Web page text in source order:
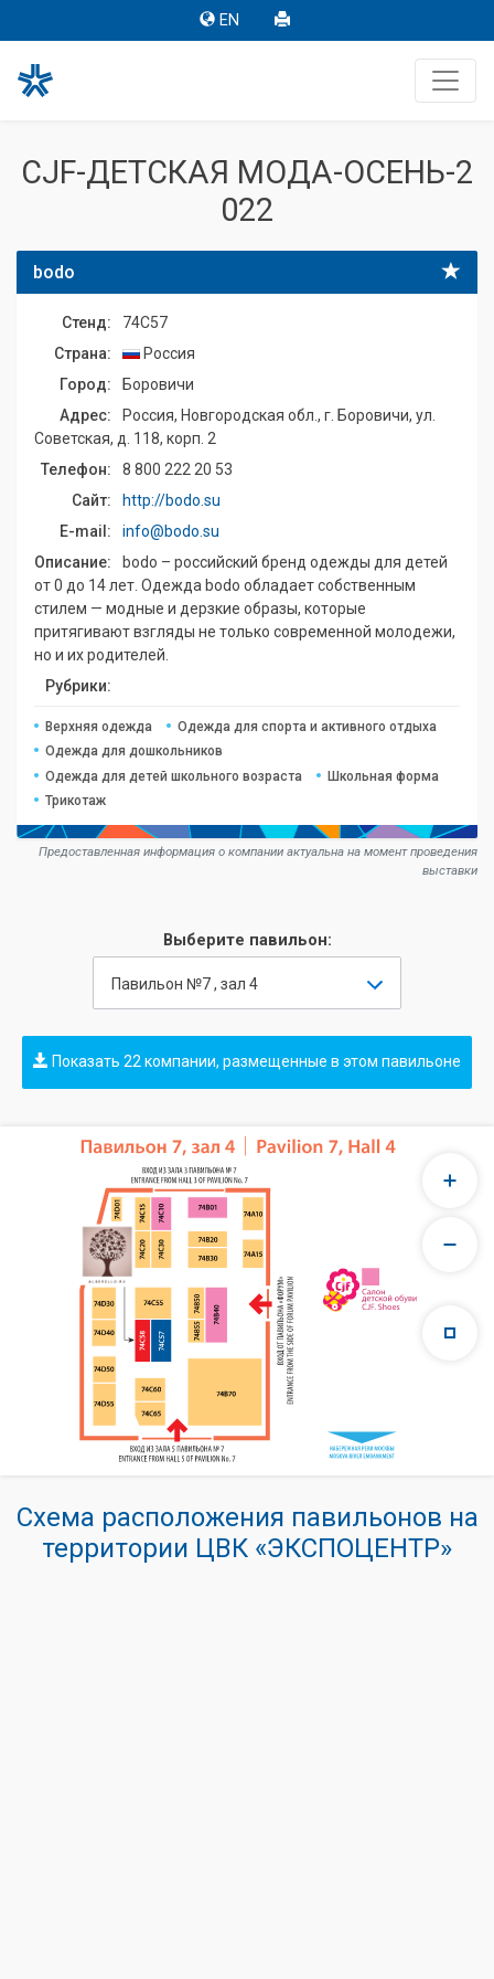
EN
CJF-ДЕТСКАЯ МОДА-ОСЕНЬ-2
022
bodo
Стенд:
74C57
Страна:
Россия
Город:
Боровичи
Адрес:
Россия, Новгородская обл., г. Боровичи, ул.
Советская, д. 118, корп. 2
Телефон:
8 800 222 20 53
Сайт:
http://bodo.su
E-mail:
info@bodo.su
Описание:
bodo – российский бренд одежды для детей
от 0 до 14 лет. Одежда bodo обладает собственным
стилем — модные и дерзкие образы, которые
притягивают взгляды не только современной молодежи,
но и их родителей.
Рубрики:
Верхняя одежда
Одежда для спорта и активного отдыха
Одежда для дошкольников
Одежда для детей школьного возраста
Школьная форма
Трикотаж
Предоставленная информация о компании актуальна на момент проведения
выставки
Выберите павильон:
Павильон №7 , зал 4
Показать 22 компании, размещенные в этом павильоне
Схема расположения павильонов на
территории ЦВК «ЭКСПОЦЕНТР»